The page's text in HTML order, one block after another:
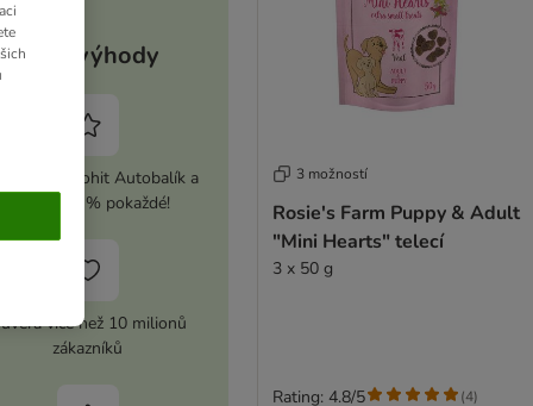
Vaše výhody
si zoohit Autobalík a
ušetřete 5 % pokaždé!
více než 10 milionů
zákazníků
3 možností
Rosie's Farm Puppy & Adult
"Mini Hearts" telecí
3 x 50 g
Rating: 4.8/5 (4)